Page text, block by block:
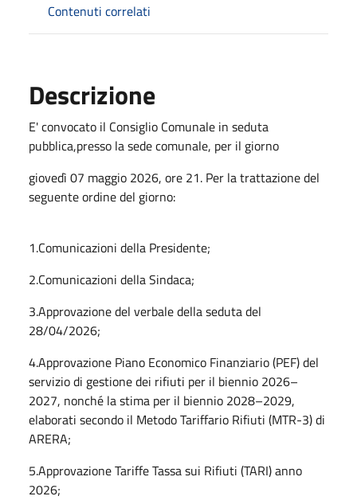
Contenuti correlati
Descrizione
E' convocato il Consiglio Comunale in seduta
pubblica,presso la sede comunale, per il giorno
giovedì 07 maggio 2026, ore 21. Per la trattazione del
seguente ordine del giorno:
1.Comunicazioni della Presidente;
2.Comunicazioni della Sindaca;
3.Approvazione del verbale della seduta del
28/04/2026;
4.Approvazione Piano Economico Finanziario (PEF) del
servizio di gestione dei rifiuti per il biennio 2026–
2027, nonché la stima per il biennio 2028–2029,
elaborati secondo il Metodo Tariffario Rifiuti (MTR-3) di
ARERA;
5.Approvazione Tariffe Tassa sui Rifiuti (TARI) anno
2026;